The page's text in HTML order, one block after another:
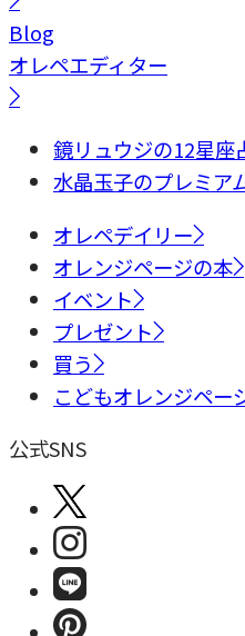
Blog
オレペエディター
鏡リュウジの12星座
水晶玉子のプレミア
オレペデイリー
オレンジページの本
イベント
プレゼント
買う
こどもオレンジペー
公式SNS